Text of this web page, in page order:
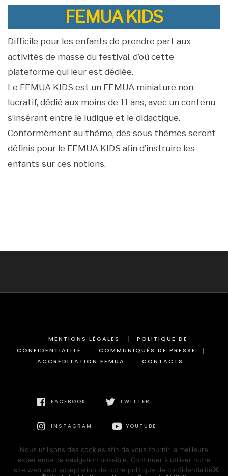
FEMUA KIDS
Difficile pour les enfants de prendre part aux
activités de masse du festival, d’où cette
plateforme qui leur est dédiée.
Le FEMUA KIDS est un FEMUA miniature non
lucratif, dédié aux moins de 11 ans, avec un contenu
s’insérant entre le ludique et le didactique.
Conformément au thème, des sous thèmes seront
définis pour le FEMUA KIDS afin d’instruire les
enfants sur ces notions.
MENTIONS LÉGALES
POLITIQUE DE
CONFIDENTIALITÉ
COMMUNIQUÉS DE PRESSE
ACCRÉDITATION FEMUA
CONTACTS
FACEBOOK TWITTER
INSTAGRAM YOUTUBE
Nous utilisons des cookies afin de vous fournir la meilleure
expérience de navigation possible. Continuer à utiliser notre
site web vaut acceptation de notre politique de confidentialité.